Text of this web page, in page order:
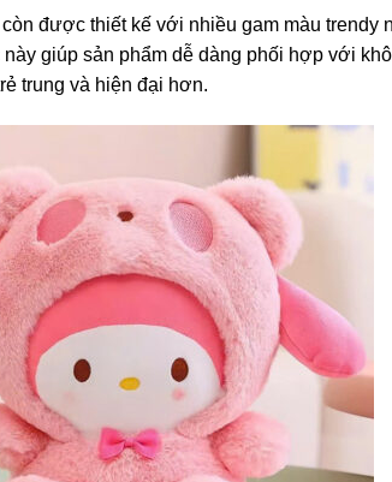
được thiết kế với nhiều gam màu trendy
giúp sản phẩm dễ dàng phối hợp với
trung và hiện đại hơn.